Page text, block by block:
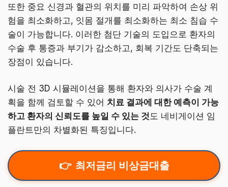
또한 중요 신경과 혈관의 위치를 미리 파악하여 손상 위
험을 최소화하고, 잇몸 절개를 최소화하는 최소 침습 수
술이 가능합니다. 이러한 첨단 기술의 도입으로 환자의
수술 후 통증과 부기가 감소하고, 회복 기간도 단축되는
장점이 있습니다.
시술 전 3D 시뮬레이션을 통해 환자와 의사가 수술 계
획을 함께 검토할 수 있어 치료 결과에 대한 예측이 가능
하고 환자의 신뢰도를 높일 수 있는 것도 네비게이션 임
플란트만의 차별화된 특징입니다.
최저금리 비상금대출